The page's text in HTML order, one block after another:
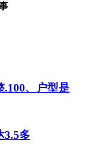
.100、户型是
3.5多